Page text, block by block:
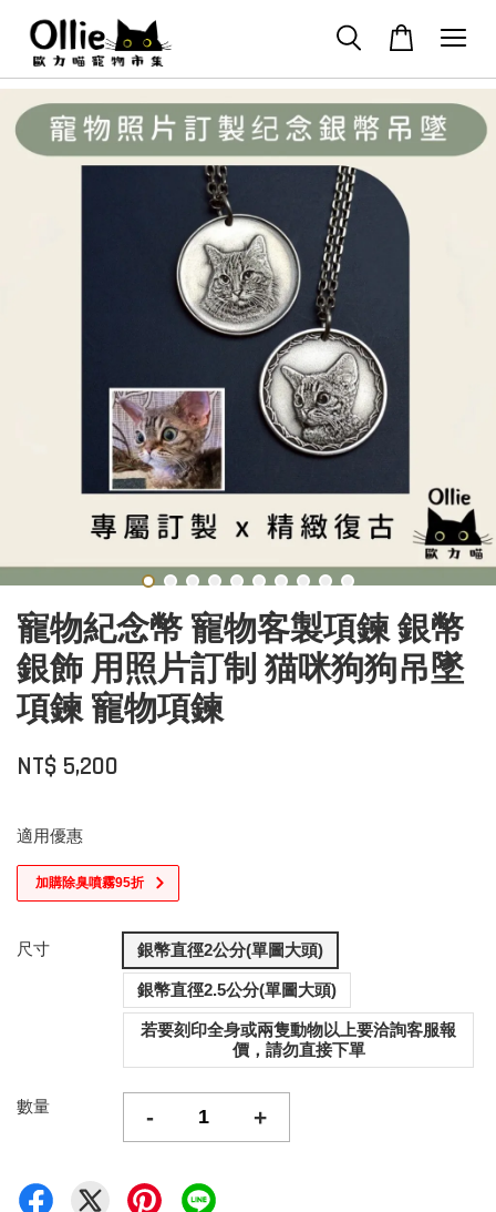
寵物紀念幣 寵物客製項鍊 銀幣
銀飾 用照片訂制 猫咪狗狗吊墜
項鍊 寵物項鍊
NT$ 5,200
適用優惠
加購除臭噴霧95折
尺寸 銀幣直徑2公分(單圖大頭)
銀幣直徑2.5公分(單圖大頭)
若要刻印全身或兩隻動物以上要洽詢客服報
價，請勿直接下單
數量 - +